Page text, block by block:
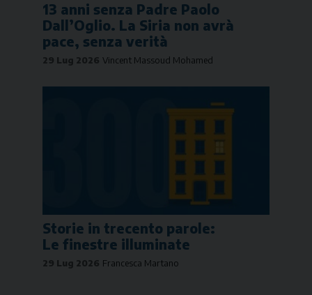
13 anni senza Padre Paolo
Dall’Oglio. La Siria non avrà
pace, senza verità
29 Lug 2026 Vincent Massoud Mohamed
Storie in trecento parole:
Le finestre illuminate
29 Lug 2026 Francesca Martano